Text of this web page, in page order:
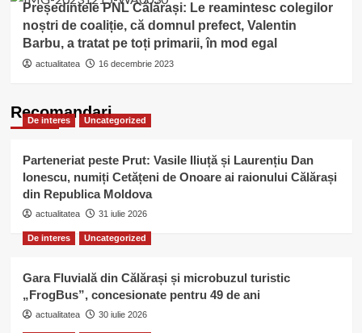
Președintele PNL Călărași: Le reamintesc colegilor
noștri de coaliție, că domnul prefect, Valentin
Barbu, a tratat pe toți primarii, în mod egal
actualitatea 16 decembrie 2023
Recomandari
De interes Uncategorized
Parteneriat peste Prut: Vasile Iliuță și Laurențiu Dan
Ionescu, numiți Cetățeni de Onoare ai raionului Călărași
din Republica Moldova
actualitatea 31 iulie 2026
De interes Uncategorized
Gara Fluvială din Călărași și microbuzul turistic
„FrogBus”, concesionate pentru 49 de ani
actualitatea 30 iulie 2026